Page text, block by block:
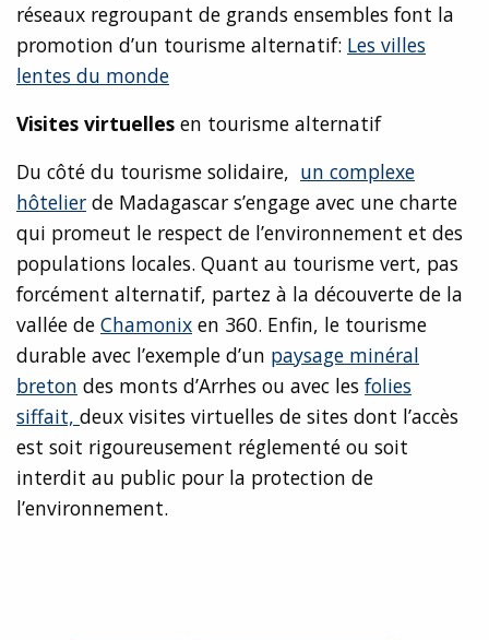
réseaux regroupant de grands ensembles font la
promotion d’un tourisme alternatif: Les villes
lentes du monde
Visites virtuelles en tourisme alternatif
Du côté du tourisme solidaire, un complexe
hôtelier de Madagascar s’engage avec une charte
qui promeut le respect de l’environnement et des
populations locales. Quant au tourisme vert, pas
forcément alternatif, partez à la découverte de la
vallée de Chamonix en 360. Enfin, le tourisme
durable avec l’exemple d’un paysage minéral
breton des monts d’Arrhes ou avec les folies
siffait, deux visites virtuelles de sites dont l’accès
est soit rigoureusement réglementé ou soit
interdit au public pour la protection de
l’environnement.